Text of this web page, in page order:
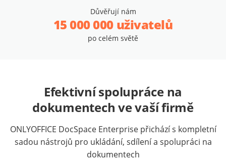
Důvěřují nám
15 000 000 uživatelů
po celém světě
Efektivní spolupráce na
dokumentech ve vaší firmě
ONLYOFFICE DocSpace Enterprise přichází s kompletní
sadou nástrojů pro ukládání, sdílení a spolupráci na
dokumentech